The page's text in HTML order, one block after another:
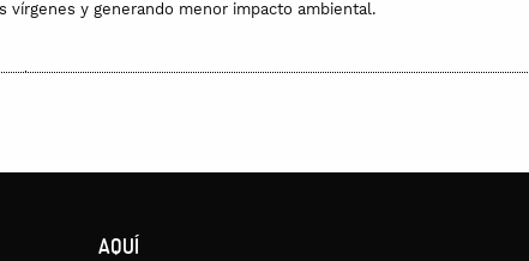
y generando menor impacto ambiental.
AQUÍ